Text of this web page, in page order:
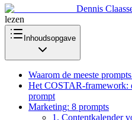
Dennis
lezen
Inhoudsopgave
Waarom de meeste
Het COSTAR-framework:
prompt
Marketing: 8 prompts
1. Contentkalender